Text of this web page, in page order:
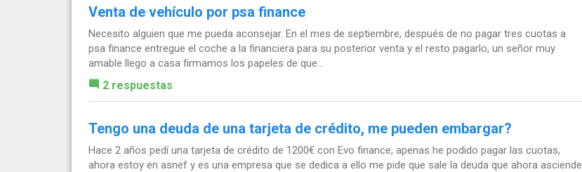
Venta de vehículo por psa finance
Necesito alguien que me pueda aconsejar. En el mes de septiembre, después de no pagar tres cuotas a
psa finance entregue el coche a la financiera para su posterior venta y el resto pagarlo, un señor muy
amable llego a casa firmamos los papeles de que...
2 respuestas
Tengo una deuda de una tarjeta de crédito, me pueden embargar?
Hace 2 años pedí una tarjeta de crédito de 1200€ con Evo finance, apenas he podido pagar las cuotas,
ahora estoy en asnef y es una empresa que se dedica a ello me pide que sale la deuda que ahora asciende